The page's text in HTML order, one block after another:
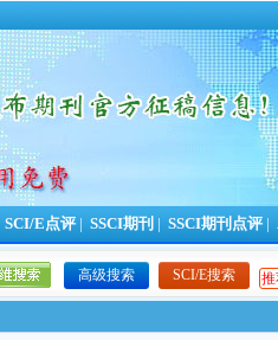
SCI/E点评 SSCI期刊 SSCI期刊点评
高级搜索 SCI/E搜索